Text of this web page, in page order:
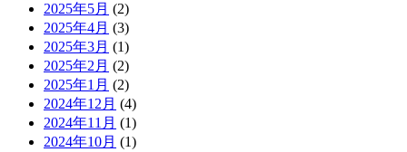
2025年5月 (2)
2025年4月 (3)
2025年3月 (1)
2025年2月 (2)
2025年1月 (2)
2024年12月 (4)
2024年11月 (1)
2024年10月 (1)